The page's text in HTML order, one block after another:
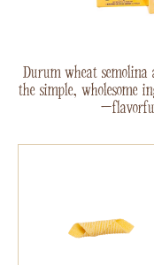
Durum wheat
the simple, wholesome